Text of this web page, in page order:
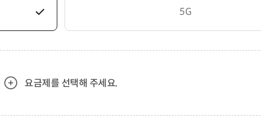
5G
요금제를 선택해 주세요.